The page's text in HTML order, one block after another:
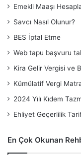
Emekli Maaşı
Savcı Nasıl Olunur?
BES İptal Etme
Web tapu başvuru
Kira Gelir Vergisi ve
Kümülatif Vergi
2024 Yılı Kıdem
Ehliyet Geçerlilik
En Çok Okunan